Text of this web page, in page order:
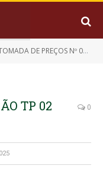
DE PREÇOS Nº 02/2023 (REFORMA DO ABATEDOURO PÚBLICO MUNICIPAL DO MUNICÍPIO DE MUANÁ)
TP 02
0